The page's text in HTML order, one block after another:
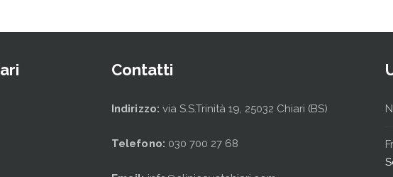
Contatti
Indirizzo: via S.S.Trinità 19, 25032 Chiari (BS)
Telefono: 030 700 27 68